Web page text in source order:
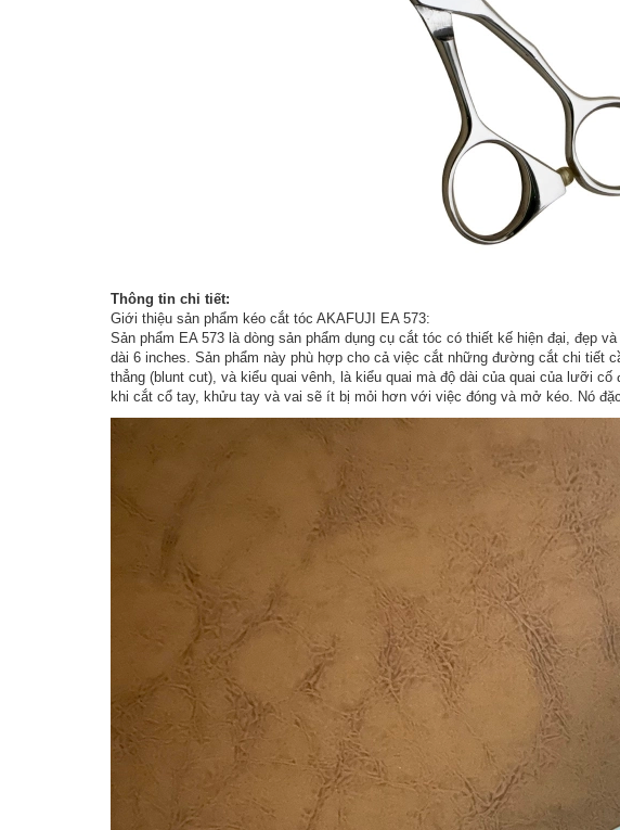
Thông tin chi tiết:
Giới thiệu sản phẩm kéo cắt tóc AKAFUJI EA 573:
Sản phẩm EA 573 là dòng sản phẩm dụng cụ cắt tóc có thiết kế hiện đại, đẹp
dài 6 inches. Sản phẩm này phù hợp cho cả việc cắt những đường cắt chi
thẳng (blunt cut), và kiểu quai vênh, là kiểu quai mà độ dài của quai của lưỡi
khi cắt cổ tay, khửu tay và vai sẽ ít bị mỏi hơn với việc đóng và mở kéo. Nó